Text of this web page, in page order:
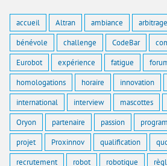
accueil Altran ambiance arbitrage
bénévole challenge CodeBar
Eurobot expérience fatigue
homologations horaire innovation
international interview mascottes
Oryon partenaire passion
projet Proxinnov qualification
recrutement robot robotique